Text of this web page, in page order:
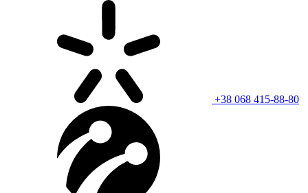
+38 068 415-88-80